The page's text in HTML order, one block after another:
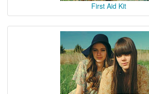
First Aid Kit